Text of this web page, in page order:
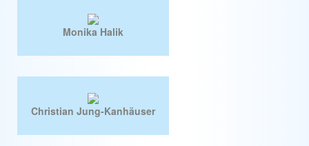
Monika Halik
Christian Jung-Kanhäuser